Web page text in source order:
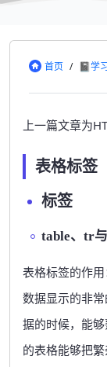
首页 / 📓学
上一篇文章为
表格标签
标签
table、tr
表格标签的作
数据显示的非
据的时候，能
的表格能够把繁